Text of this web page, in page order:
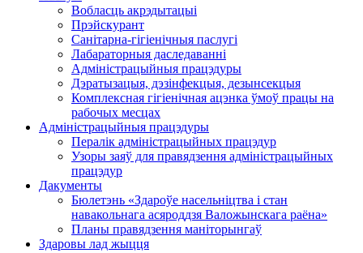
Вобласць акрэдытацыі
Прэйскурант
Санітарна-гігіенічныя паслугі
Лабараторныя даследаванні
Адміністрацыйныя працэдуры
Дэратызацыя, дэзінфекцыя, дезынсекцыя
Комплексная гігіенічная ацэнка ўмоў працы на
рабочых месцах
Адміністрацыйныя працэдуры
Пералік адміністрацыйных працэдур
Узоры заяў для правядзення адміністрацыйных
працэдур
Дакументы
Бюлетэнь «Здароўе насельніцтва і стан
навакольнага асяроддзя Валожынскага раёна»
Планы правядзення маніторынгаў
Здаровы лад жыцця